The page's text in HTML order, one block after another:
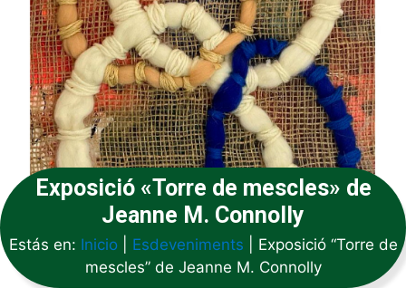
Exposició «Torre de mescles» de
Jeanne M. Connolly
Estás en: Inicio| Esdeveniments
Exposició “Torre de
mescles” de Jeanne M. Connolly